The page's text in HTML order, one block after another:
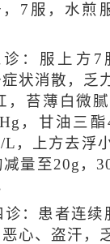
7服，水煎
：服上方7
状消散，乏
，苔薄白微
，甘油三
L，上方去浮
量至20g，
诊：患者连续
心、盗汗，